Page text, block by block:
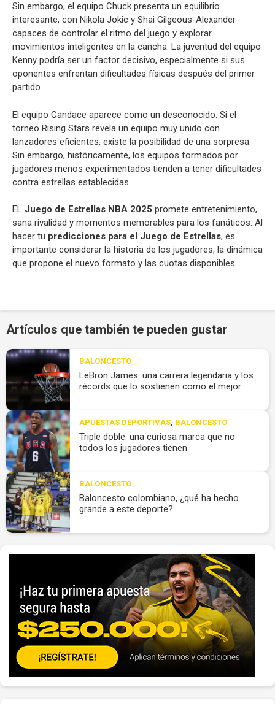
Sin embargo, el equipo Chuck presenta un equilibrio
interesante, con Nikola Jokic y Shai Gilgeous-Alexander
capaces de controlar el ritmo del juego y explorar
movimientos inteligentes en la cancha. La juventud del equipo
Kenny podría ser un factor decisivo, especialmente si sus
oponentes enfrentan dificultades físicas después del primer
partido.
El equipo Candace aparece como un desconocido. Si el
torneo Rising Stars revela un equipo muy unido con
lanzadores eficientes, existe la posibilidad de una sorpresa.
Sin embargo, históricamente, los equipos formados por
jugadores menos experimentados tienden a tener dificultades
contra estrellas establecidas.
EL Juego de Estrellas NBA 2025 promete entretenimiento,
sana rivalidad y momentos memorables para los fanáticos. Al
hacer tu predicciones para el Juego de Estrellas, es
importante considerar la historia de los jugadores, la dinámica
que propone el nuevo formato y las cuotas disponibles.
Artículos que también te pueden gustar
BALONCESTO
LeBron James: una carrera legendaria y los
récords que lo sostienen como el mejor
APUESTAS DEPORTIVAS, BALONCESTO
Triple doble: una curiosa marca que no
todos los jugadores tienen
BALONCESTO
Baloncesto colombiano, ¿qué ha hecho
grande a este deporte?